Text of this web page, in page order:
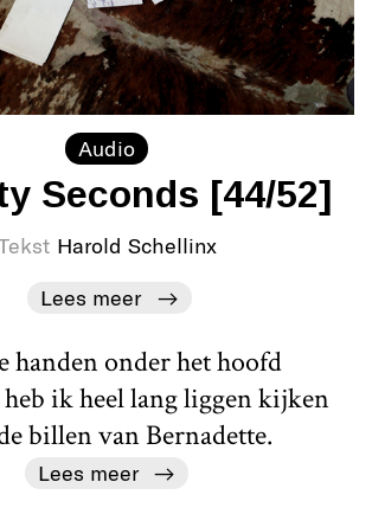
Audio
Seconds [44/52]
Harold Schellinx
Lees meer
handen onder het hoofd
ik heel lang liggen kijken
billen van Bernadette.
Lees meer